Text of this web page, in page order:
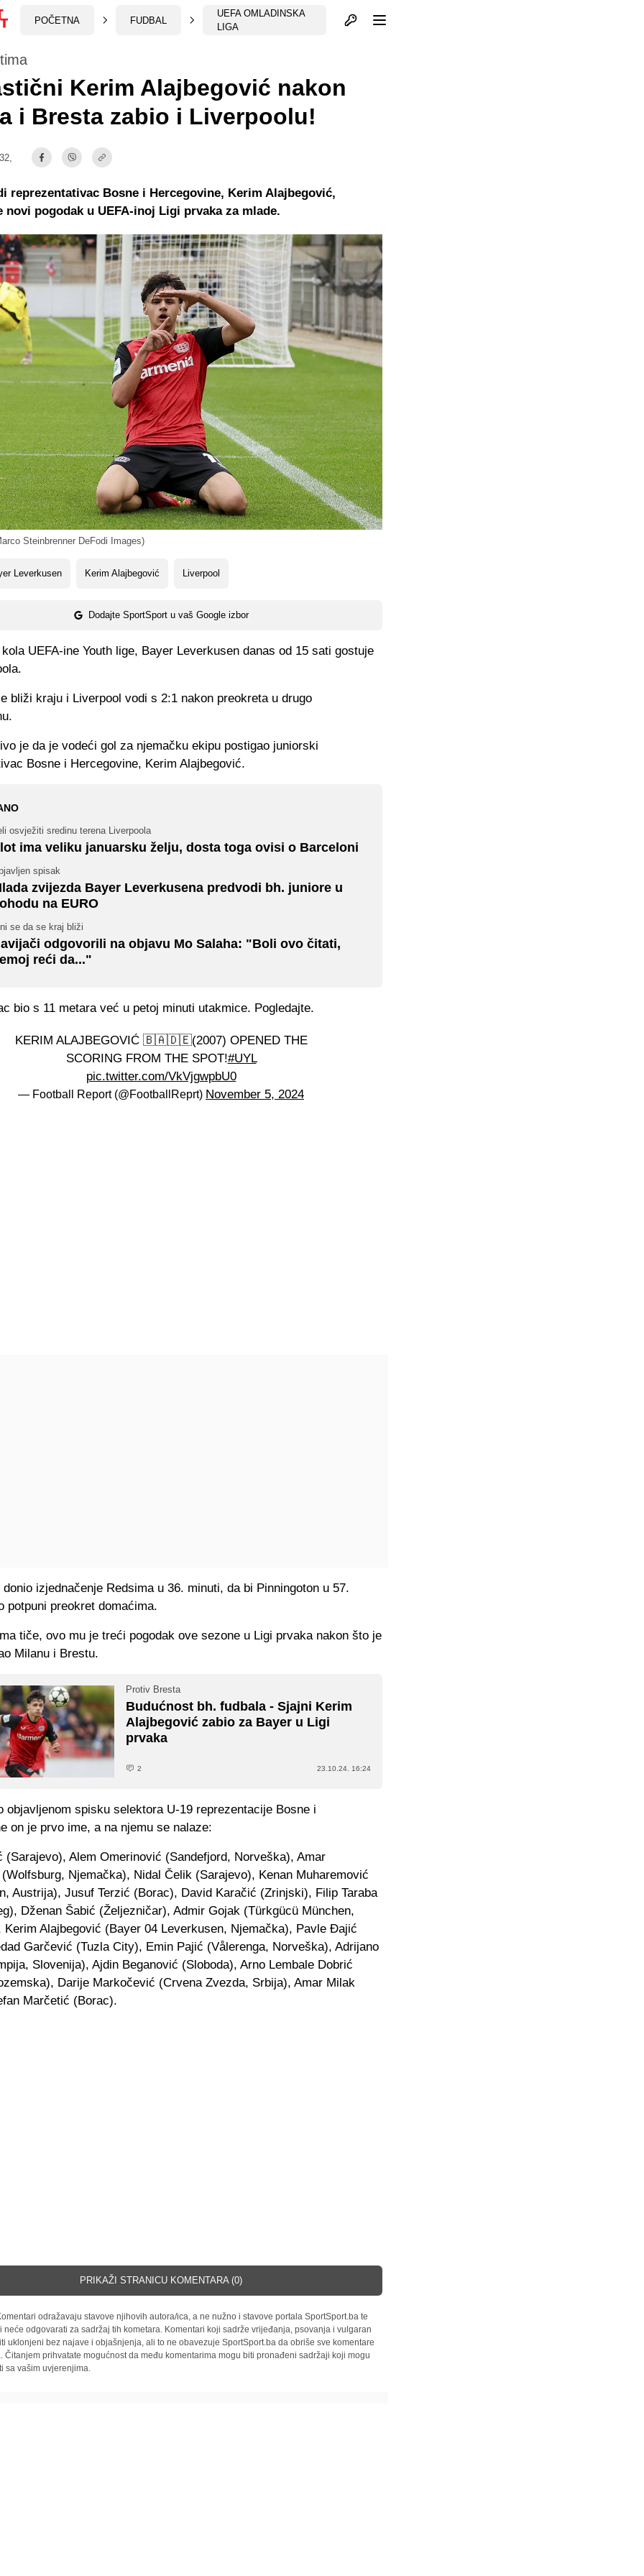
POČETNA FUDBAL
UEFA OMLADINSKA
LIGA
Otvori profil
Steinbrenner DeFodi Images)
Kerim Alajbegović nakon
i Bresta zabio i Liverpoolu!
Leverkusen Kerim Alajbegović Liverpool
Dodajte SportSport u vaš Google izbor
reprezentativac Bosne i Hercegovine, Kerim Alajbegović,
novi pogodak u UEFA-inoj Ligi prvaka za mlade.
UEFA-ine Youth lige, Bayer Leverkusen danas od 15 sati gostuje
bliži kraju i Liverpool vodi s 2:1 nakon preokreta u drugo
je da je vodeći gol za njemačku ekipu postigao juniorski
Bosne i Hercegovine, Kerim Alajbegović.
osvježiti sredinu terena Liverpoola
ima veliku januarsku želju, dosta toga ovisi o Barceloni
spisak
zvijezda Bayer Leverkusena predvodi bh. juniore u
na EURO
se da se kraj bliži
odgovorili na objavu Mo Salaha: "Boli ovo čitati,
reći da..."
bio s 11 metara već u petoj minuti utakmice. Pogledajte.
KERIM ALAJBEGOVIĆ 🇧🇦🇩🇪(2007) OPENED THE
SCORING FROM THE SPOT!#UYL
pic.twitter.com/VkVjgwpbU0
— Football Report (@FootballReprt) November 5, 2024
izjednačenje Redsima u 36. minuti, da bi Pinningoton u 57.
potpuni preokret domaćima.
tiče, ovo mu je treći pogodak ove sezone u Ligi prvaka nakon što je
Milanu i Brestu.
Protiv Bresta
Budućnost bh. fudbala - Sjajni Kerim
Alajbegović zabio za Bayer u Ligi
prvaka
2 23.10.24. 16:24
objavljenom spisku selektora U-19 reprezentacije Bosne i
on je prvo ime, a na njemu se nalaze:
(Sarajevo), Alem Omerinović (Sandefjord, Norveška), Amar
Njemačka), Nidal Čelik (Sarajevo), Kenan Muharemović
Austrija), Jusuf Terzić (Borac), David Karačić (Zrinjski), Filip Taraba
Dženan Šabić (Željezničar), Admir Gojak (Türkgücü München,
Kerim Alajbegović (Bayer 04 Leverkusen, Njemačka), Pavle Đajić
Garčević (Tuzla City), Emin Pajić (Vålerenga, Norveška), Adrijano
Slovenija), Ajdin Beganović (Sloboda), Arno Lembale Dobrić
Darije Markočević (Crvena Zvezda, Srbija), Amar Milak
Marčetić (Borac).
PRIKAŽI STRANICU KOMENTARA (0)
odražavaju stavove njihovih autora/ica, a ne nužno i stavove portala SportSport.ba te
neće odgovarati za sadržaj tih kometara. Komentari koji sadrže vrijeđanja, psovanja i vulgaran
uklonjeni bez najave i objašnjenja, ali to ne obavezuje SportSport.ba da obriše sve komentare
Čitanjem prihvatate mogućnost da među komentarima mogu biti pronađeni sadržaji koji mogu
sa vašim uvjerenjima.